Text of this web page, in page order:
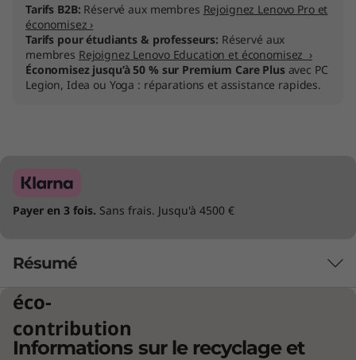
Tarifs B2B: Réservé aux membres Rejoignez Lenovo Pro et
économisez ›
Tarifs pour étudiants & professeurs: Réservé aux
membres Rejoignez Lenovo Education et économisez ›
Économisez jusqu’à 50 % sur Premium Care Plusavec PC
Legion, Idea ou Yoga : réparations et assistance rapides.
Payer en 3 fois. Sans frais. Jusqu'à 4500 €
Résumé
éco-
contribution
Informations sur le recyclage et